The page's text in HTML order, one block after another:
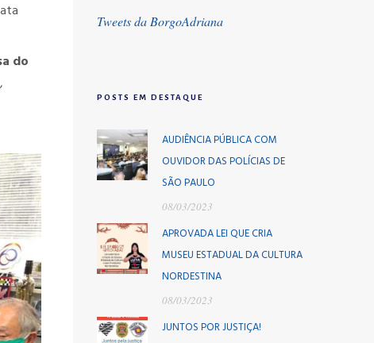
do
Tweets da BorgoAdriana
POSTS EM DESTAQUE
AUDIÊNCIA PÚBLICA COM
OUVIDOR DAS POLÍCIAS DE
SÃO PAULO
08/03/2023
APROVADA LEI QUE CRIA
MUSEU ESTADUAL DA CULTURA
NORDESTINA
08/03/2023
JUNTOS POR JUSTIÇA!